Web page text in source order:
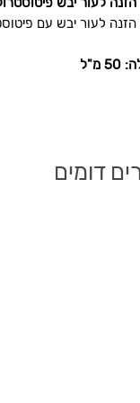
לעור יבש עם
מ"ל
דומים